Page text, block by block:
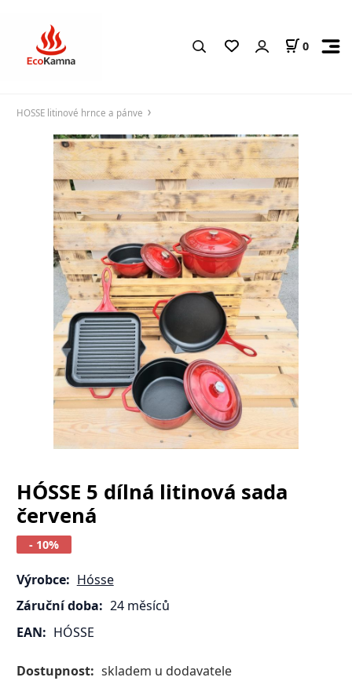
0
HOSSE litinové hrnce a pánve
HÓSSE 5 dílná litinová sada
červená
- 10%
Výrobce: Hósse
Záruční doba: 24 měsíců
EAN: HÓSSE
Dostupnost: skladem u dodavatele